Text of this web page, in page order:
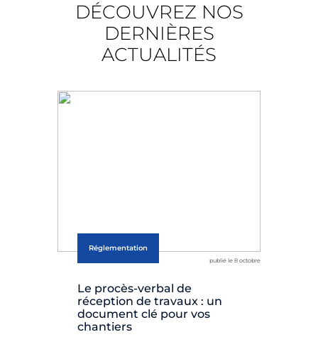
DÉCOUVREZ NOS
DERNIÈRES
ACTUALITÉS
Réglementation
publié le 8 octobre
Le procès-verbal de
réception de travaux : un
document clé pour vos
chantiers